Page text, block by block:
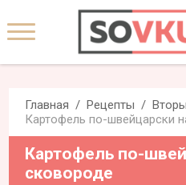
Главная Рецепты
Картофель по-швейцарски
Картофель по-
сковороде